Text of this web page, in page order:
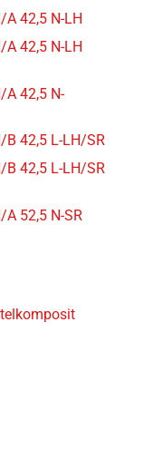
A 42,5 N-LH
A 42,5 N-LH
A 42,5 N-
B 42,5 L-LH/SR
B 42,5 L-LH/SR
52,5 N-SR